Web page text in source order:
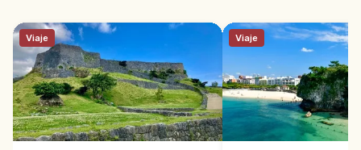
Viaje Viaje